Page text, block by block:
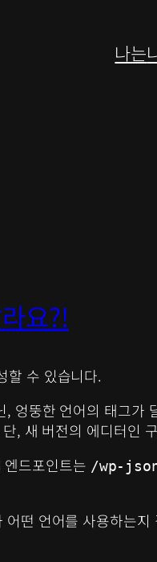
나는
요?!
할 수 있습니다.
엉뚱한 언어의 태그가
, 새 버전의 에디터인
드포인트는 /wp-
떤 언어를 사용하는